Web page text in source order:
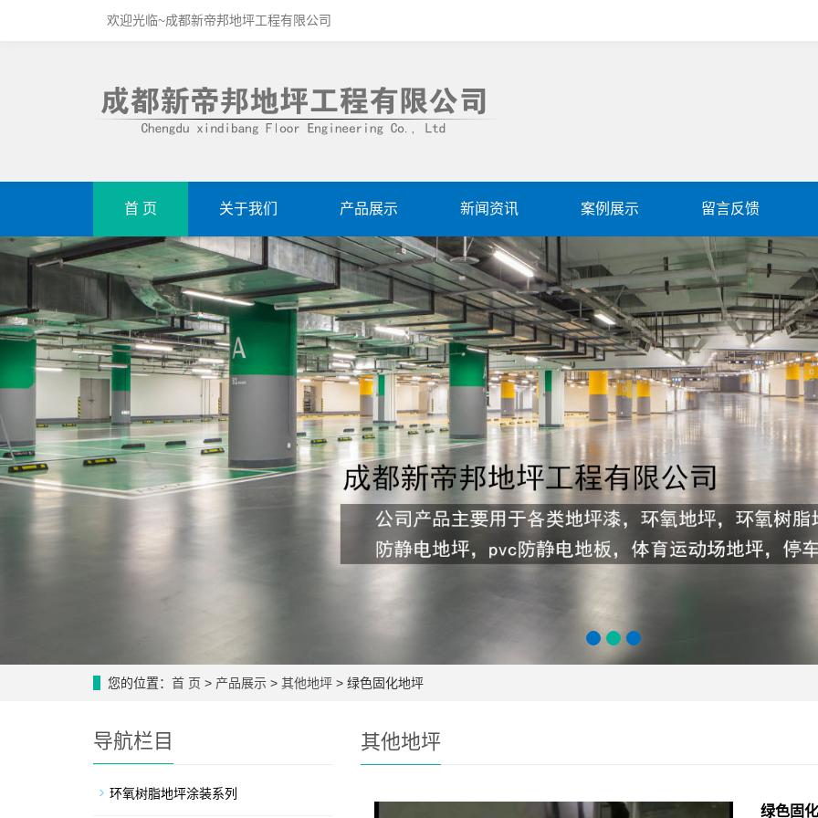
欢迎光临~成都新帝邦地坪工程有限公司
首 页 关于我们 产品展示 新闻资讯 案例展示 留言反馈
您的位置： 首 页 > 产品展示 > 其他地坪 > 绿色固化地坪
其他地坪
绿色固
导航栏目
环氧树脂地坪涂装系列